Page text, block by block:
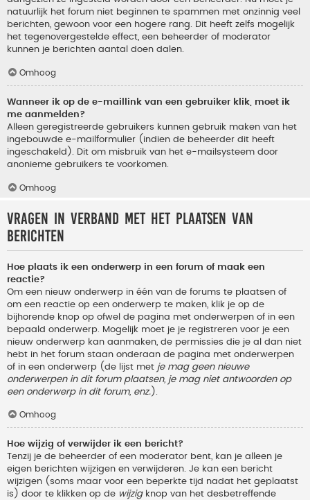
natuurlijk het forum niet beginnen te spammen met onzinnig veel
berichten, gewoon voor een hogere rang. Dit heeft zelfs mogelijk
het tegenovergestelde effect, een beheerder of moderator
kunnen je berichten aantal doen dalen.
Omhoog
Wanneer ik op de e-maillink van een gebruiker klik, moet ik
me aanmelden?
Alleen geregistreerde gebruikers kunnen gebruik maken van het
ingebouwde e-mailformulier (indien de beheerder dit heeft
ingeschakeld). Dit om misbruik van het e-mailsysteem door
anonieme gebruikers te voorkomen.
Omhoog
Vragen in verband met het plaatsen van
berichten
Hoe plaats ik een onderwerp in een forum of maak een
reactie?
Om een nieuw onderwerp in één van de forums te plaatsen of
om een reactie op een onderwerp te maken, klik je op de
bijhorende knop op ofwel de pagina met onderwerpen of in een
bepaald onderwerp. Mogelijk moet je je registreren voor je een
nieuw onderwerp kan aanmaken, de permissies die je al dan niet
hebt in het forum staan onderaan de pagina met onderwerpen
of in een onderwerp (de lijst met je mag geen nieuwe
onderwerpen in dit forum plaatsen, je mag niet antwoorden op
een onderwerp in dit forum, enz. ).
Omhoog
Hoe wijzig of verwijder ik een bericht?
Tenzij je de beheerder of een moderator bent, kan je alleen je
eigen berichten wijzigen en verwijderen. Je kan een bericht
wijzigen (soms maar voor een beperkte tijd nadat het geplaatst
is) door te klikken op de wijzigknop van het desbetreffende